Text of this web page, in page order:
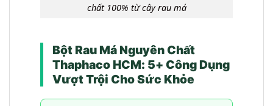
chất 100% từ cây rau má
Bột Rau Má Nguyên Chất
Thaphaco HCM: 5+ Công Dụng
Vượt Trội Cho Sức Khỏe